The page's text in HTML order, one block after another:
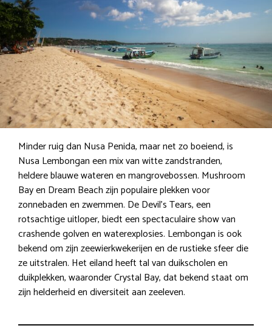
Minder ruig dan Nusa Penida, maar net zo boeiend, is
Nusa Lembongan een mix van witte zandstranden,
heldere blauwe wateren en mangrovebossen. Mushroom
Bay en Dream Beach zijn populaire plekken voor
zonnebaden en zwemmen. De Devil’s Tears, een
rotsachtige uitloper, biedt een spectaculaire show van
crashende golven en waterexplosies. Lembongan is ook
bekend om zijn zeewierkwekerijen en de rustieke sfeer die
ze uitstralen. Het eiland heeft tal van duikscholen en
duikplekken, waaronder Crystal Bay, dat bekend staat om
zijn helderheid en diversiteit aan zeeleven.